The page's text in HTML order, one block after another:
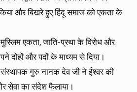
और बिखरे हुए हिंदू समाज को एकता के
एकता, जाति-प्रथा के विरोध और
दोहों और पदों के माध्यम से दिया।
गुरु नानक देव जी ने ईश्वर की
सेवा का संदेश फैलाया।